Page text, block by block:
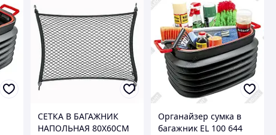
СЕТКА В БАГАЖНИК
НАПОЛЬНАЯ 80Х60СМ
Органайзер сумка в
багажник EL 100 644